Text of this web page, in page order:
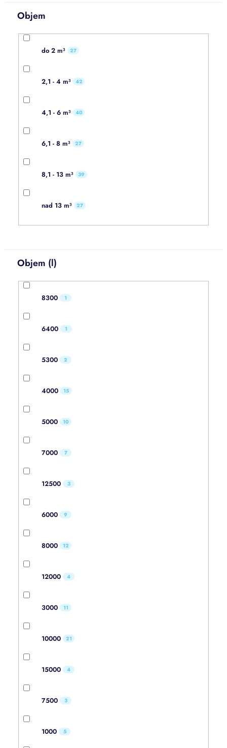
Objem
do 2 m³ 27
2,1 - 4 m³ 42
4,1 - 6 m³ 40
6,1 - 8 m³ 27
8,1 - 13 m³ 39
nad 13 m³ 27
Objem (l)
8300 1
6400 1
5300 2
4000 15
5000 10
7000 7
12500 3
6000 9
8000 12
12000 4
3000 11
10000 21
15000 4
7500 3
1000 5